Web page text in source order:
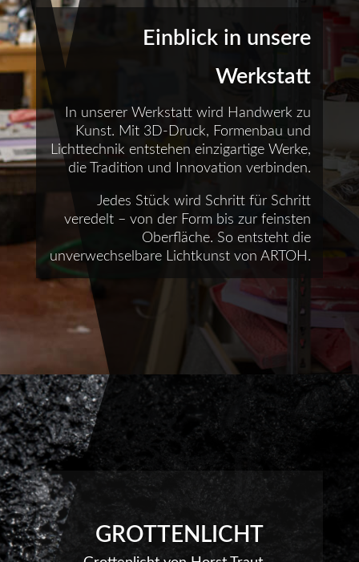
Einblick in unsere
Werkstatt
In unserer Werkstatt wird Handwerk zu
Kunst. Mit 3D-Druck, Formenbau und
Lichttechnik entstehen einzigartige Werke,
die Tradition und Innovation verbinden.
Jedes Stück wird Schritt für Schritt
veredelt – von der Form bis zur feinsten
Oberfläche. So entsteht die
unverwechselbare Lichtkunst von ARTOH.
GROTTENLICHT